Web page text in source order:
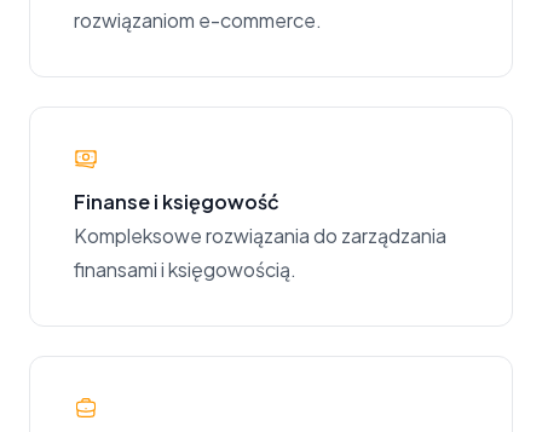
rozwiązaniom e-commerce.
Finanse i księgowość
Kompleksowe rozwiązania do zarządzania
finansami i księgowością.